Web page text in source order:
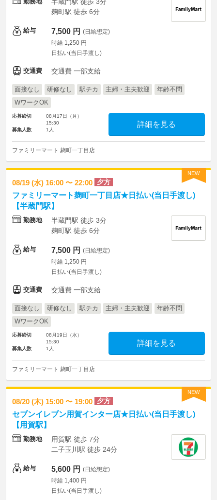
半蔵門駅 徒歩 3分
麹町駅 徒歩 6分
給与 7,500 円 (日給想定)
時給 1,250 円
日払い(当日手渡し)
交通費 交通費 一部支給
面接なし 研修なし 駅チカ 主婦・主夫歓迎
年齢不問
WワークOK
応募締切
08月17日（月）
15:30
募集人数
1人
詳細を見る
ファミリーマート 麹町一丁目店
NEW
08/19 (水) 16:00 〜 22:00 夕方
ファミリーマート麹町一丁目店★日払い(当日手渡し)
【半蔵門駅】
勤務地
半蔵門駅 徒歩 3分
麹町駅 徒歩 6分
給与 7,500 円 (日給想定)
時給 1,250 円
日払い(当日手渡し)
交通費 交通費 一部支給
面接なし 研修なし 駅チカ 主婦・主夫歓迎
年齢不問
WワークOK
応募締切
08月19日（水）
15:30
募集人数
1人
詳細を見る
ファミリーマート 麹町一丁目店
NEW
08/20 (木) 15:00 〜 19:00 夕方
セブンイレブン用賀インター店★日払い(当日手渡し)
【用賀駅】
勤務地
用賀駅 徒歩 7分
二子玉川駅 徒歩 24分
給与 5,600 円 (日給想定)
時給 1,400 円
日払い(当日手渡し)